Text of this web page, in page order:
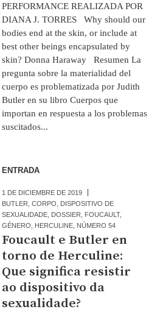
PERFORMANCE REALIZADA POR
DIANA J. TORRES Why should our
bodies end at the skin, or include at
best other beings encapsulated by
skin? Donna Haraway Resumen La
pregunta sobre la materialidad del
cuerpo es problematizada por Judith
Butler en su libro Cuerpos que
importan en respuesta a los problemas
suscitados...
ENTRADA
1 DE DICIEMBRE DE 2019
BUTLER ,CORPO
DISPOSITIVO DE
SEXUALIDADE DOSSIER FOUCAULT,
GÉNERO
HERCULINE NÚMERO 54
Foucault e Butler en
torno de Herculine:
Que significa resistir
ao dispositivo da
sexualidade?